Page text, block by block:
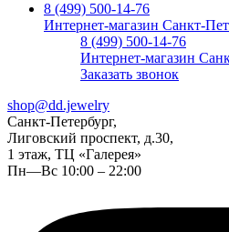
8 (499) 500-14-76
Интернет-магазин Санкт-
8 (499) 500-14-76
Интернет-магазин
Заказать звонок
shop@dd.jewelry
Санкт-Петербург,
Лиговский проспект, д.30,
1 этаж, ТЦ «Галерея»
Пн—Вс 10:00 – 22:00